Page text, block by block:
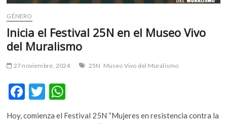
GÉNERO
Inicia el Festival 25N en el Museo Vivo
del Muralismo
27 noviembre, 2024 25N Museo Vivo del Muralismo
F
ac
T
h
Hoy, comienza el Festival 25N “Mujeres en resistencia contra la